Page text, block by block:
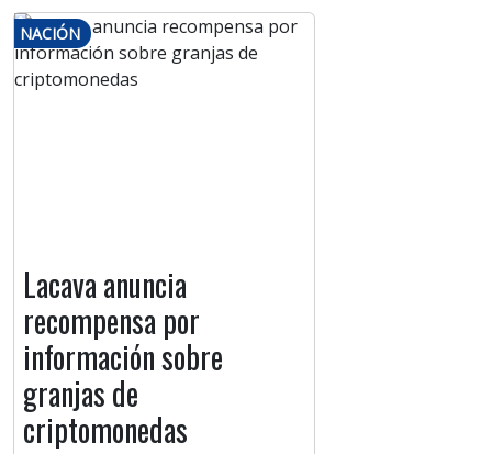
NACIÓN
Lacava anuncia
recompensa por
información sobre
granjas de
criptomonedas